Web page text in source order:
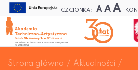
CZCIONKA: A A A
Strona główna
Aktualności